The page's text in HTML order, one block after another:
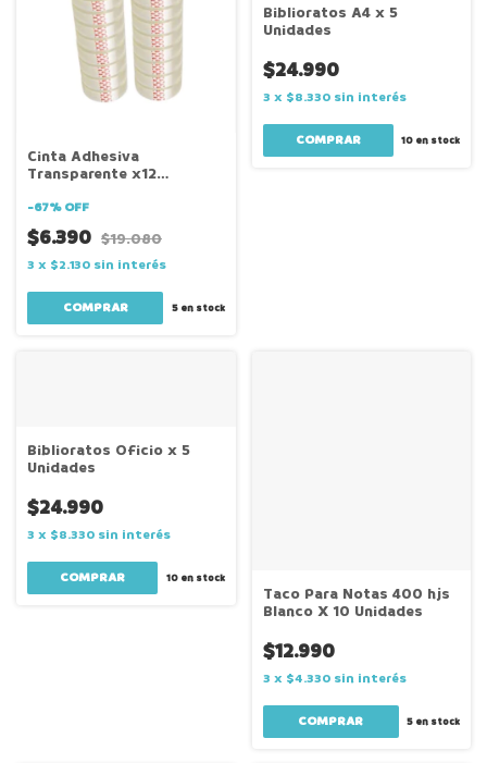
Cinta Adhesiva
Transparente x12
-67%OFF
$6.390 $19.080
3 x $2.130 sin interés
5en stock
Biblioratos A4 x 5
Unidades
$24.990
3 x $8.330 sin interés
10 en stock
Biblioratos Oficio x 5
Unidades
$24.990
3 x $8.330 sin interés
10en stock
Taco Para Notas 400 hjs
Blanco X 10 Unidades
$12.990
3 x $4.330 sin interés
5 en stock